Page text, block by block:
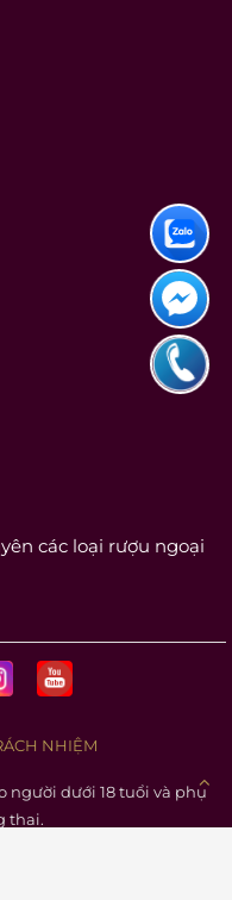
các loại rượu ngoại
NHIỆM
người dưới 18 tuổi và phụ
thai.